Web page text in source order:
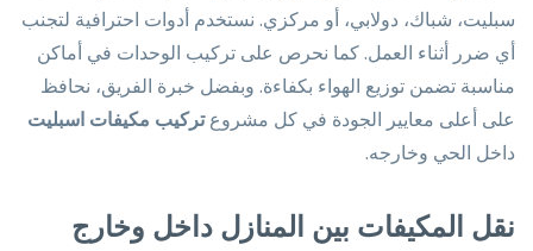
سبليت، شباك، دولابي، أو مركزي. نستخدم أدوات احترافية لتجنب
أي ضرر أثناء العمل. كما نحرص على تركيب الوحدات في أماكن
مناسبة تضمن توزيع الهواء بكفاءة. وبفضل خبرة الفريق، نحافظ
على أعلى معايير الجودة في كل مشروعتركيب مكيفات اسبليت
داخل الحي وخارجه.
نقل المكيفات بين المنازل داخل وخارج